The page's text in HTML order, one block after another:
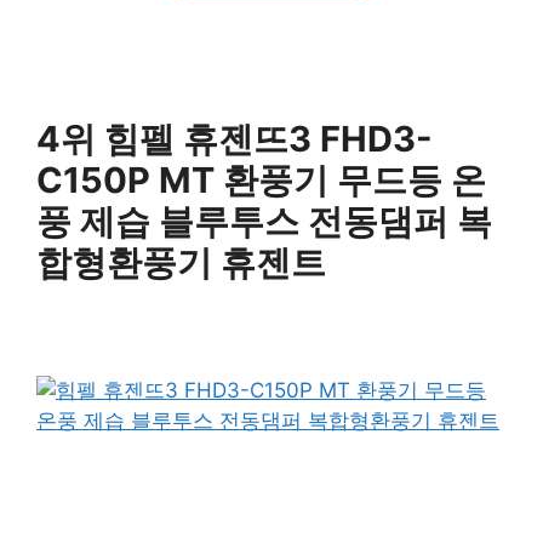
4위 힘펠 휴젠뜨3 FHD3-
C150P MT 환풍기 무드등 온
풍 제습 블루투스 전동댐퍼 복
합형환풍기 휴젠트